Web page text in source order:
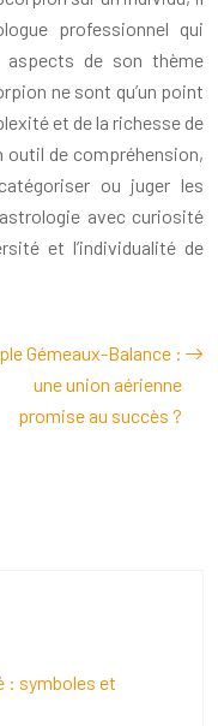
professionnel qui
de son thème
ne sont qu’un point
et de la richesse de
outil de compréhension,
ou juger les
avec curiosité
et l’individualité de
Gémeaux-Balance :
une union aérienne
promise au succès ?
: symboles et